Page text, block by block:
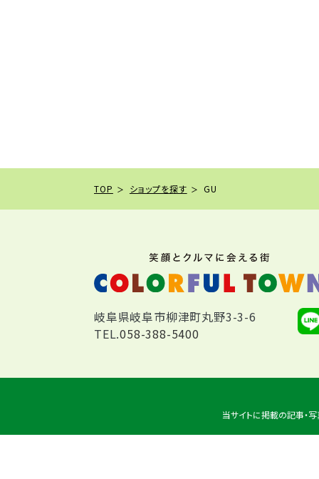
TOP ショップを探す GU
岐阜県岐阜市柳津町丸野3-3-6
TEL.058-388-5400
当サイトに掲載の記事・